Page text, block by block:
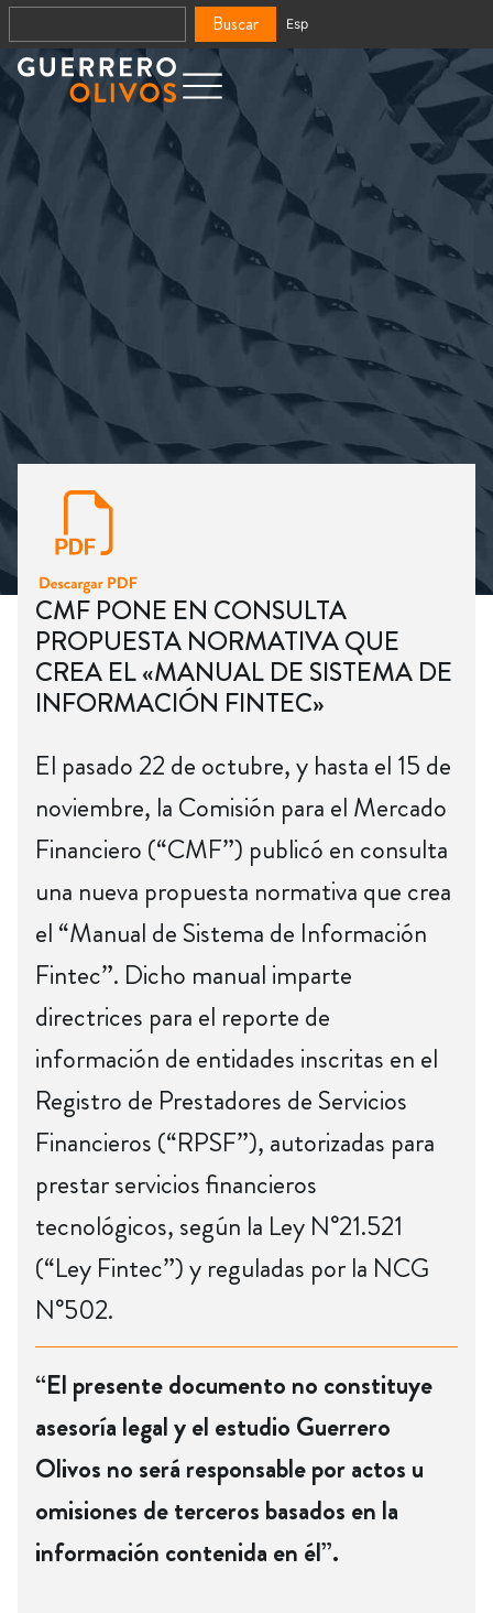
Buscar Esp
CMF PONE EN CONSULTA
PROPUESTA NORMATIVA QUE
CREA EL «MANUAL DE SISTEMA DE
INFORMACIÓN FINTEC»
El pasado 22 de octubre, y hasta el 15 de
noviembre, la Comisión para el Mercado
Financiero (“CMF”) publicó en consulta
una nueva propuesta normativa que crea
el “Manual de Sistema de Información
Fintec”. Dicho manual imparte
directrices para el reporte de
información de entidades inscritas en el
Registro de Prestadores de Servicios
Financieros (“RPSF”), autorizadas para
prestar servicios financieros
tecnológicos, según la Ley N°21.521
(“Ley Fintec”) y reguladas por la NCG
N°502.
“El presente documento no constituye
asesoría legal y el estudio Guerrero
Olivos no será responsable por actos u
omisiones de terceros basados en la
información contenida en él”.